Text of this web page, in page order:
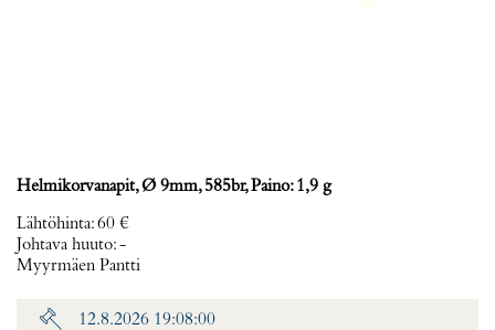
Helmikorvanapit, Ø 9mm, 585br, Paino: 1,9 g
Lähtöhinta:60 €
Johtava huuto:-
Myyrmäen Pantti
12.8.2026 19:08:00